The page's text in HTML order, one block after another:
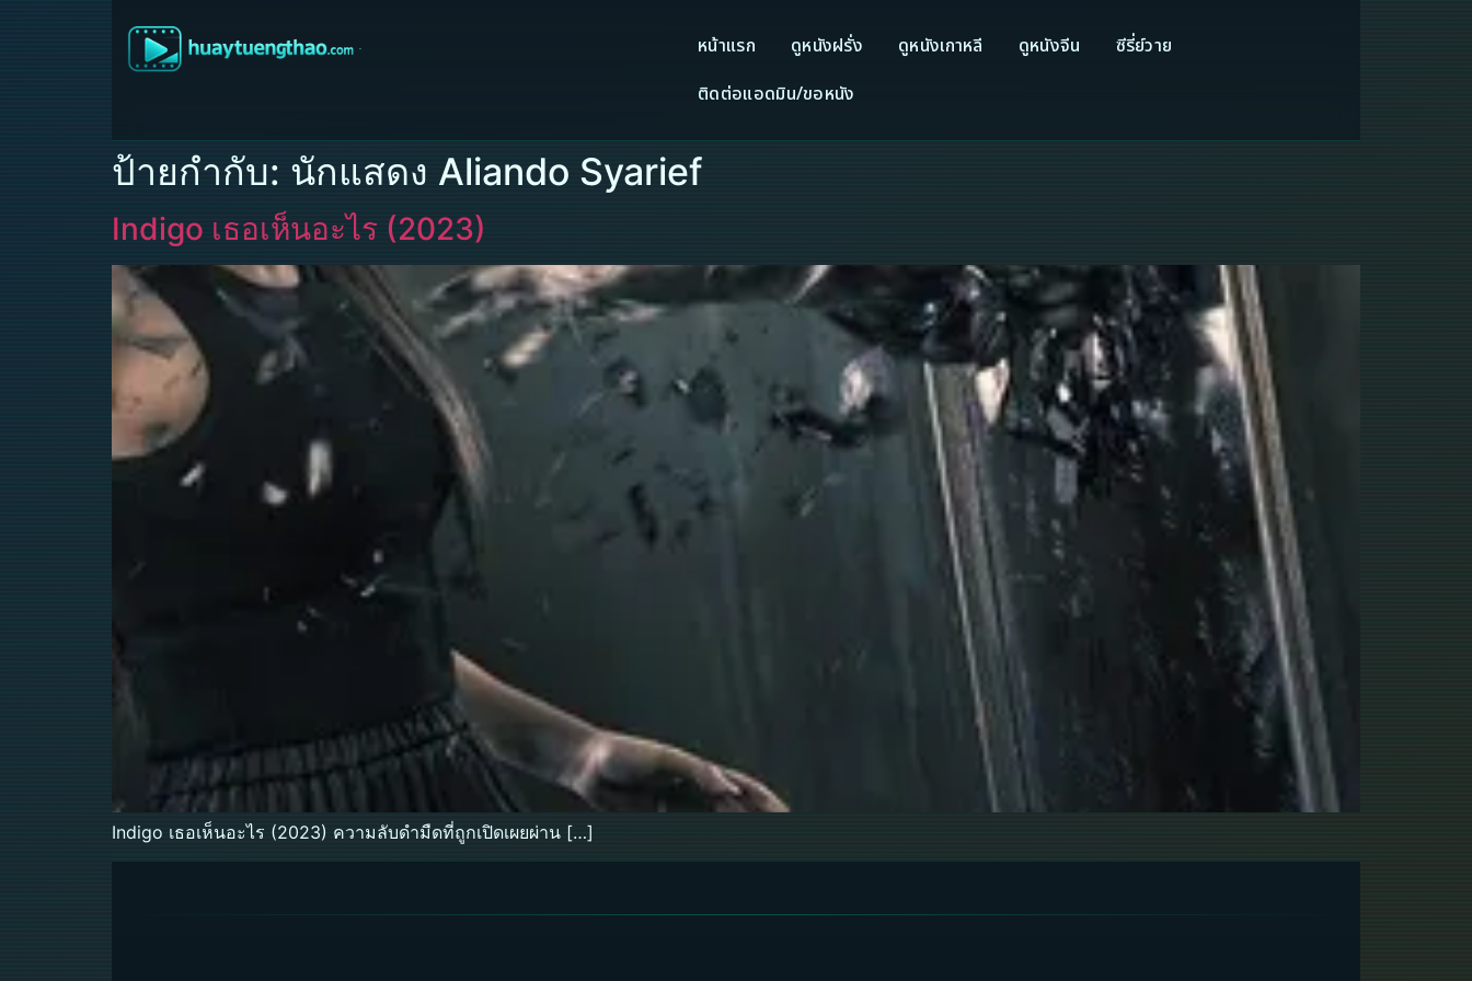
หน้าแรก ดูหนังฝรั่ง ดูหนังเกาหลี ดูหนังจีน
ซีรี่ย์วาย
ติดต่อแอดมิน/ขอหนัง
ป้ายกำกับ: นักแสดง Aliando Syarief
Indigo เธอเห็นอะไร (2023)
Indigo เธอเห็นอะไร (2023) ความลับดำมืดที่ถูกเปิดเผยผ่าน […]